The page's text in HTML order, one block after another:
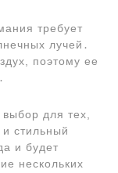
требует
лучей․
поэтому ее
для тех,
стильный
и будет
нескольких